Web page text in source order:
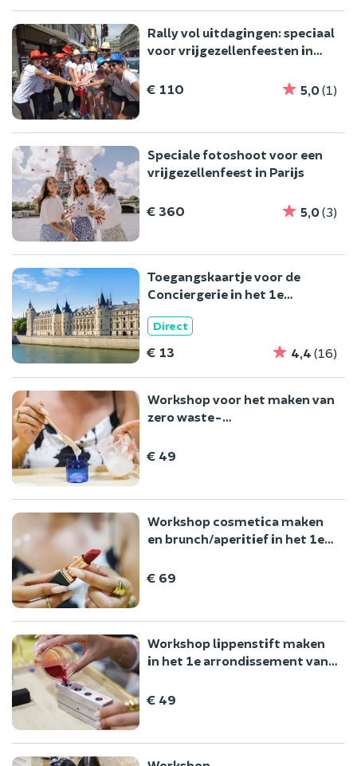
Rally vol uitdagingen: speciaal
voor vrijgezellenfeesten in
€ 110 5,0(1)
Speciale fotoshoot voor een
vrijgezellenfeest in Parijs
€ 360 5,0(3)
Toegangskaartje voor de
Conciergerie in het 1e
Direct
€ 13 4,4 (16)
Workshop voor het maken van
zero waste-
Parijs 1
€ 49
Workshop cosmetica maken
en brunch/aperitief in het 1e
€ 69
Workshop lippenstift maken
in het 1e arrondissement van
€ 49